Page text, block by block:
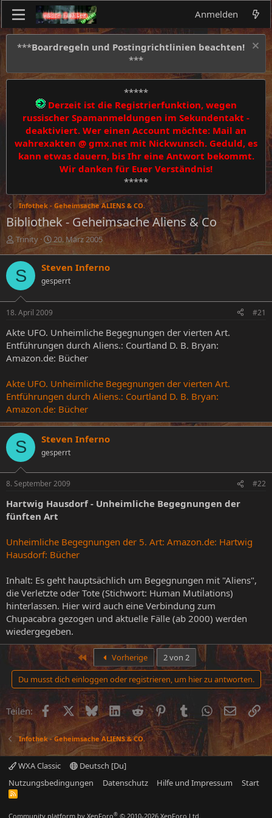
Anmelden
***Boardregeln und Postingrichtlinien beachten!
***
*****
Derzeit ist die Registrierfunktion, wegen
russischer Spamanmeldungen im Sekundentakt -
deaktiviert. Wer einen Account möchte: Mail an
wahrexakten @ gmx.net mit Nickwunsch. Geduld, es
kann etwas dauern, bis Ihr eine Antwort bekommt.
Wir danken für Euer Verständnis!
*****
Infothek - Geheimsache ALIENS & CO.
Bibliothek - Geheimsache Aliens & Co
E
s
t
e
l
l
e
Trinity
E
r
t
e
l
m
20. März 2005
S Steven Inferno
gesperrt
18. April 2009 #21
Akte UFO. Unheimliche Begegnungen der vierten Art.
Entführungen durch Aliens.: Courtland D. B. Bryan:
Amazon.de: Bücher
Akte UFO. Unheimliche Begegnungen der vierten Art.
Entführungen durch Aliens.: Courtland D. B. Bryan:
Amazon.de: Bücher
S Steven Inferno
gesperrt
8. September 2009 #22
Hartwig Hausdorf - Unheimliche Begegnungen der
fünften Art
Unheimliche Begegnungen der 5. Art: Amazon.de: Hartwig
Hausdorf: Bücher
Inhalt: Es geht hauptsächlich um Begegnungen mit "Aliens",
die Verletzte oder Tote (Stichwort: Human Mutilations)
hinterlassen. Hier wird auch eine Verbindung zum
Chupacabra gezogen und aktuelle Fälle (ab 2000) werden
wiedergegeben.
Erste Vorherige
2 von 2
Du musst dich einloggen oder registrieren, um hier zu antworten.
Teilen: FacebookX (Twitter)
BlueskyLinkedIn
Reddit PinterestTumblrWhatsApp
E-Mail
Infothek - Geheimsache ALIENS & CO.
WXA Classic
Deutsch [Du]
Nutzungsbedingungen
Datenschutz Hilfe und Impressum Start
R
Community platform by XenForo® © 2010-2026 XenForo Ltd.